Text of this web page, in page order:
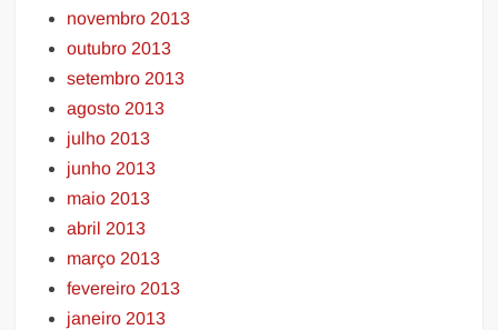
novembro 2013
outubro 2013
setembro 2013
agosto 2013
julho 2013
junho 2013
maio 2013
abril 2013
março 2013
fevereiro 2013
janeiro 2013